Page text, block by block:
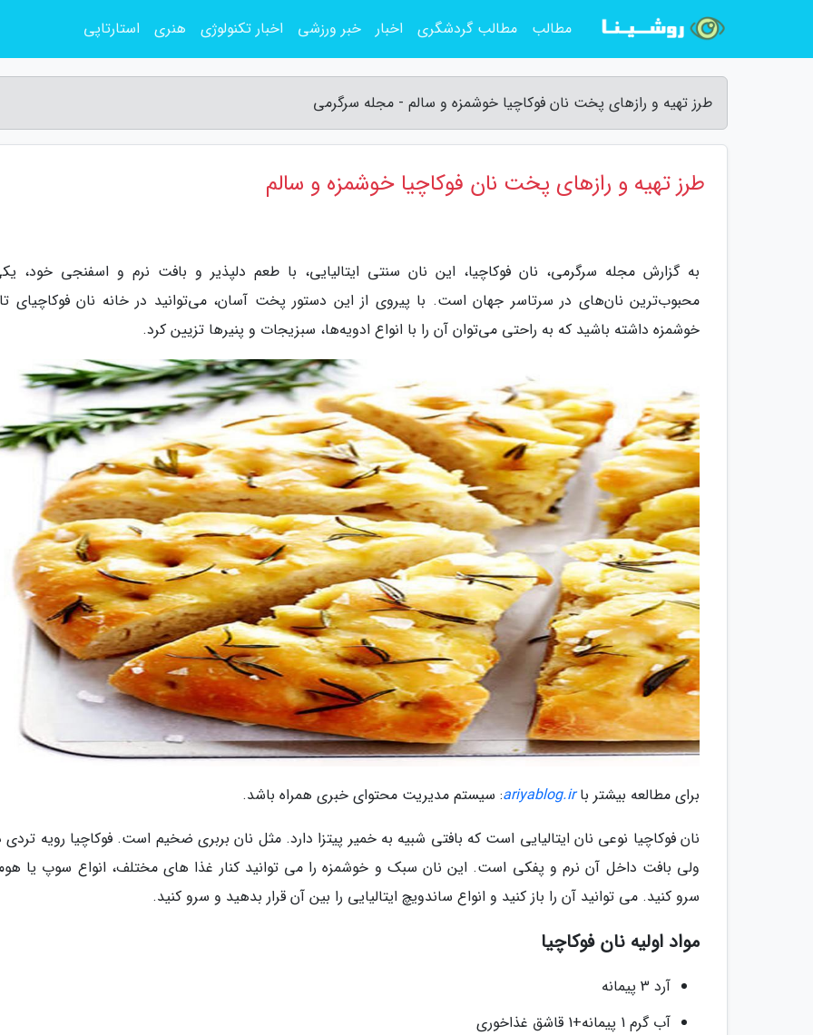
طرز تهیه و رازهای پخت نان فوکاچیا خوشمزه و سالم - مجله سرگرمی
طرز تهیه و رازهای پخت نان فوکاچیا خوشمزه و سالم
به گزارش مجله سرگرمی، نان فوکاچیا، این نان سنتی ایتالیایی، با طعم دلپذیر و بافت نرم و اسفنجی خود،
محبوب‌ترین نان‌های در سرتاسر جهان است. با پیروی از این دستور پخت آسان، می‌توانید در خانه نان فوکاچیای
خوشمزه داشته باشید که به راحتی می‌توان آن را با انواع ادویه‌ها، سبزیجات و پنیرها تزیین کرد.
برای مطالعه بیشتر باariyablog.ir: سیستم مدیریت محتوای خبری همراه باشد.
نان فوکاچیا نوعی نان ایتالیایی است که بافتی شبیه به خمیر پیتزا دارد. مثل نان بربری ضخیم است. فوکاچیا رویه تردی
ولی بافت داخل آن نرم و پفکی است. این نان سبک و خوشمزه را می توانید کنار غذا های مختلف، انواع سوپ یا
سرو کنید. می توانید آن را باز کنید و انواع ساندویچ ایتالیایی را بین آن قرار بدهید و سرو کنید.
مواد اولیه نان فوکاچیا
آرد 3 پیمانه
آب گرم 1 پیمانه+1 قاشق غذاخوری
مطالب مطالب گردشگری اخبار خبر ورزشی اخبار تکنولوژی هنری استارتاپی